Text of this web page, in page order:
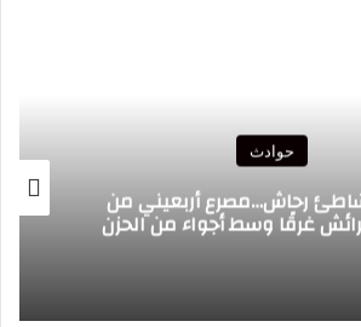
من 26 جريحا وإجلاء
جنوب